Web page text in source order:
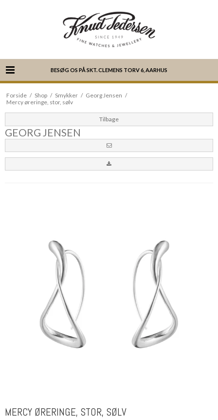
BESØG OS PÅ SKT. CLEMENS TORV 6, AARHUS
Forside / Shop / Smykker / Georg Jensen /
Mercy øreringe, stor, sølv
Tilbage
GEORG JENSEN
MERCY ØRERINGE, STOR, SØLV